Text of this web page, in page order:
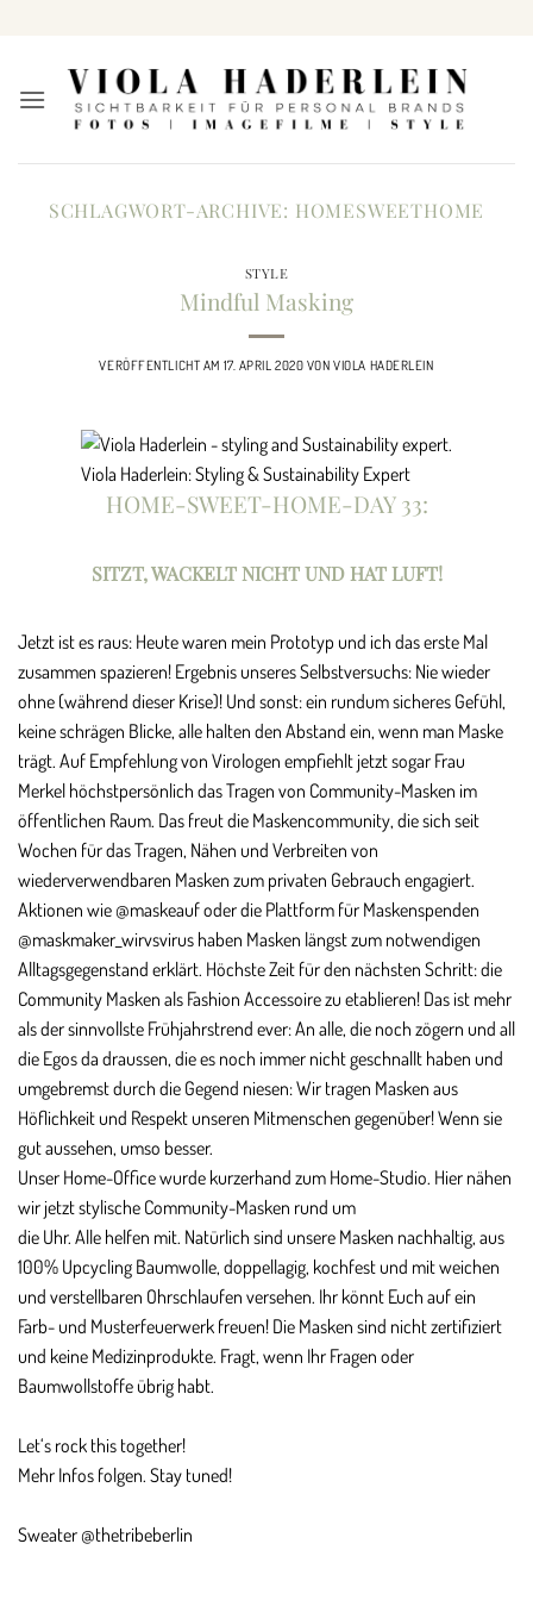
SCHLAGWORT-ARCHIVE: HOMESWEETHOME
STYLE
Mindful Masking
VERÖFFENTLICHT AM 17. APRIL 2020 VONVIOLA HADERLEIN
Viola Haderlein: Styling & Sustainability Expert
HOME-SWEET-HOME-DAY 33:
SITZT, WACKELT NICHT UND HAT LUFT!
Jetzt ist es raus: Heute waren mein Prototyp und ich das erste Mal
zusammen spazieren! Ergebnis unseres Selbstversuchs: Nie wieder
ohne (während dieser Krise)! Und sonst: ein rundum sicheres Gefühl,
keine schrägen Blicke, alle halten den Abstand ein, wenn man Maske
trägt. Auf Empfehlung von Virologen empfiehlt jetzt sogar Frau
Merkel höchstpersönlich das Tragen von Community-Masken im
öffentlichen Raum. Das freut die Maskencommunity, die sich seit
Wochen für das Tragen, Nähen und Verbreiten von
wiederverwendbaren Masken zum privaten Gebrauch engagiert.
Aktionen wie @maskeauf oder die Plattform für Maskenspenden
@maskmaker_wirvsvirus haben Masken längst zum notwendigen
Alltagsgegenstand erklärt. Höchste Zeit für den nächsten Schritt: die
Community Masken als Fashion Accessoire zu etablieren! Das ist mehr
als der sinnvollste Frühjahrstrend ever: An alle, die noch zögern und all
die Egos da draussen, die es noch immer nicht geschnallt haben und
umgebremst durch die Gegend niesen: Wir tragen Masken aus
Höflichkeit und Respekt unseren Mitmenschen gegenüber! Wenn sie
gut aussehen, umso besser.
Unser Home-Office wurde kurzerhand zum Home-Studio. Hier nähen
wir jetzt stylische Community-Masken rund um
die Uhr. Alle helfen mit. Natürlich sind unsere Masken nachhaltig, aus
100% Upcycling Baumwolle, doppellagig, kochfest und mit weichen
und verstellbaren Ohrschlaufen versehen. Ihr könnt Euch auf ein
Farb- und Musterfeuerwerk freuen! Die Masken sind nicht zertifiziert
und keine Medizinprodukte. Fragt, wenn Ihr Fragen oder
Baumwollstoffe übrig habt.
Let‘s rock this together!
Mehr Infos folgen. Stay tuned!
Sweater @thetribeberlin